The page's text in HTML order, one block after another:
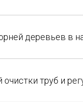
деревьев в
труб и